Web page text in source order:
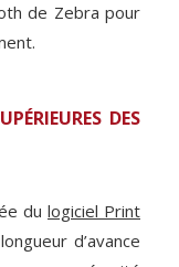
de Zebra pour
DES
du logiciel Print
d’avance